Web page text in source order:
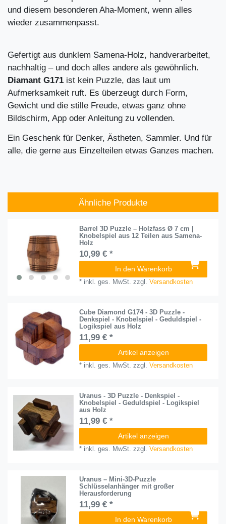
und diesem besonderen Aha-Moment, wenn alles
wieder zusammenpasst.
Gefertigt aus dunklem Samena-Holz, handverarbeitet,
nachhaltig – und doch alles andere als gewöhnlich.
Diamant G171 ist kein Puzzle, das laut um
Aufmerksamkeit ruft. Es überzeugt durch Form,
Gewicht und die stille Freude, etwas ganz ohne
Bildschirm, App oder Anleitung zu vollenden.
Ein Geschenk für Denker, Ästheten, Sammler. Und für
alle, die gerne aus Einzelteilen etwas Ganzes machen.
Ähnliche Produkte
Barrel 3D Puzzle – Holzfass Ø 7 cm |
Knobelspiel aus 12 Teilen aus Samena-
Holz
10,99 € *
In den Warenkorb
* inkl. ges. MwSt. zzgl.Versandkosten
Cube Diamond G174 - 3D Puzzle -
Denkspiel - Knobelspiel - Geduldspiel -
Logikspiel aus Holz
11,99 € *
Artikel anzeigen
* inkl. ges. MwSt. zzgl.Versandkosten
Uranus - 3D Puzzle - Denkspiel -
Knobelspiel - Geduldspiel - Logikspiel
aus Holz
11,99 € *
Artikel anzeigen
* inkl. ges. MwSt. zzgl.Versandkosten
Uranus – Mini-3D-Puzzle
Schlüsselanhänger mit großer
Herausforderung
11,99 € *
In den Warenkorb